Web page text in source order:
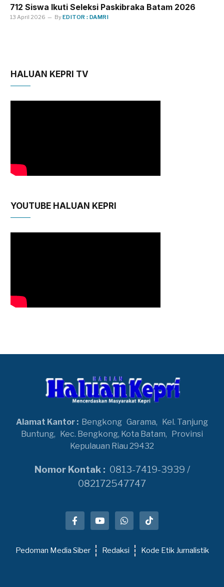
712 Siswa Ikuti Seleksi Paskibraka Batam 2026
13 April 2026 ByEDITOR : DAMRI
HALUAN KEPRI TV
YOUTUBE HALUAN KEPRI
Alamat Kantor : Bengkong Garama, Kel. Tanjung
Buntung, Kec. Bengkong, Kota Batam, Provinsi
Kepulauan Riau 29432
Nomor Kontak : 0813-7419-3939 /
082172547747
Pedoman Media Siber Redaksi Kode Etik Jurnalistik